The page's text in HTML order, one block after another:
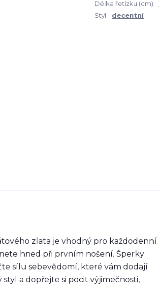
Délka řetízku (cm):
Styl:
decentní
zlata je vhodný pro každodenní
hned při prvním nošení. Šperky
sílu sebevědomí, které vám dodají
a dopřejte si pocit výjimečnosti,